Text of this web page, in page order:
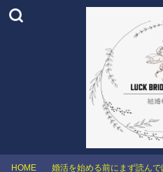
HOME
婚活を始める前にまず読ん